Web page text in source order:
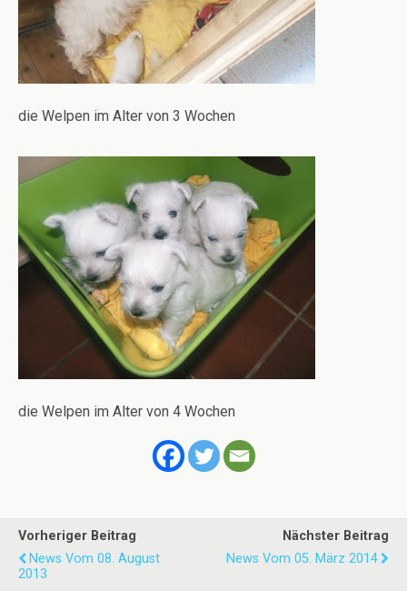
die Welpen im Alter von 3 Wochen
die Welpen im Alter von 4 Wochen
Vorheriger Beitrag
News Vom 08. August
2013
Nächster Beitrag
News Vom 05. März 2014